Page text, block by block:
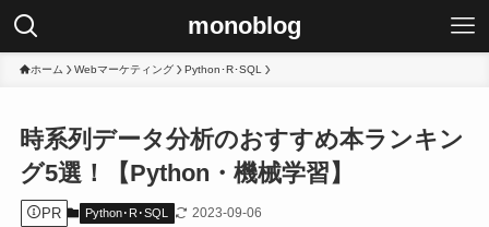
monoblog
ホーム Webマーケティング Python･R･SQL
時系列データ分析のおすすめ本ランキン
グ5選！【Python・機械学習】
PR Python･R･SQL 2023-09-06